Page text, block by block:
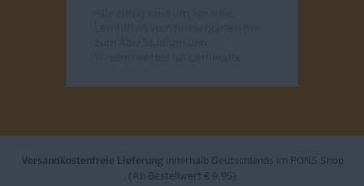
Versandkostenfreie Lieferung innerhalb Deutschlands im PONS Shop
(Ab Bestellwert € 9,95)